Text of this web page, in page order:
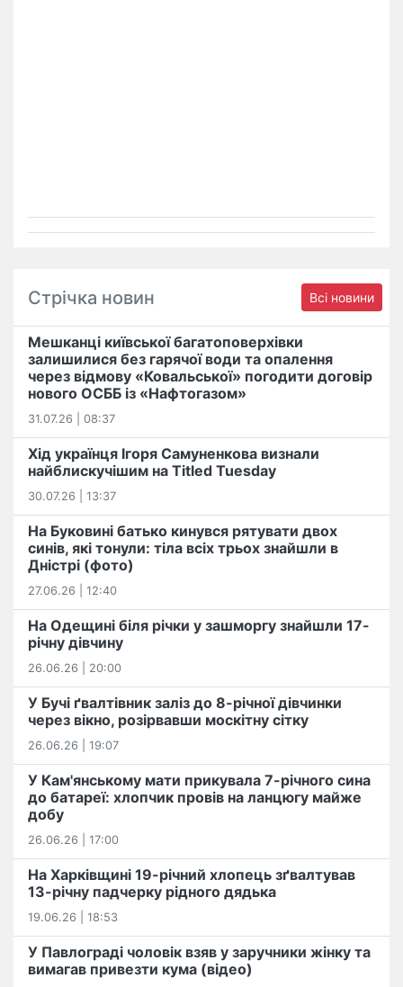
Стрічка новин Всі новини
Мешканці київської багатоповерхівки
залишилися без гарячої води та опалення
через відмову «Ковальської» погодити договір
нового ОСББ із «Нафтогазом»
31.07.26 | 08:37
Хід українця Ігоря Самуненкова визнали
найблискучішим на Titled Tuesday
30.07.26 | 13:37
На Буковині батько кинувся рятувати двох
синів, які тонули: тіла всіх трьох знайшли в
Дністрі (фото)
27.06.26 | 12:40
На Одещині біля річки у зашморгу знайшли 17-
річну дівчину
26.06.26 | 20:00
У Бучі ґвалтівник заліз до 8-річної дівчинки
через вікно, розірвавши москітну сітку
26.06.26 | 19:07
У Кам'янському мати прикувала 7-річного сина
до батареї: хлопчик провів на ланцюгу майже
добу
26.06.26 | 17:00
На Харківщині 19-річний хлопець​ ️зґвалтував
13-річну падчерку рідного дядька
19.06.26 | 18:53
У Павлограді чоловік взяв у заручники жінку та
вимагав привезти кума (відео)